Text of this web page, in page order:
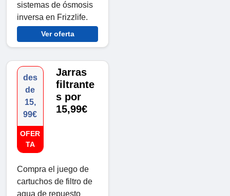
sistemas de ósmosis
inversa en Frizzlife.
Ver oferta
des
de
15,
99€
OFER
TA
Jarras
filtrante
s por
15,99€
Compra el juego de
cartuchos de filtro de
agua de repuesto